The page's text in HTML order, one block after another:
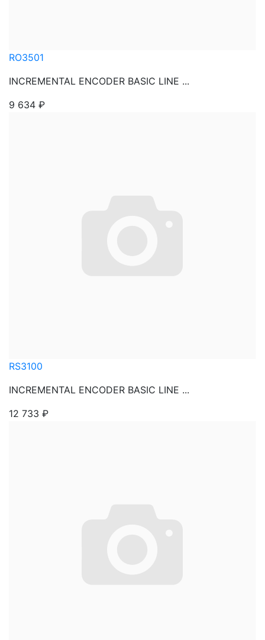
RO3501
INCREMENTAL ENCODER BASIC LINE ...
9 634 ₽
RS3100
INCREMENTAL ENCODER BASIC LINE ...
12 733 ₽